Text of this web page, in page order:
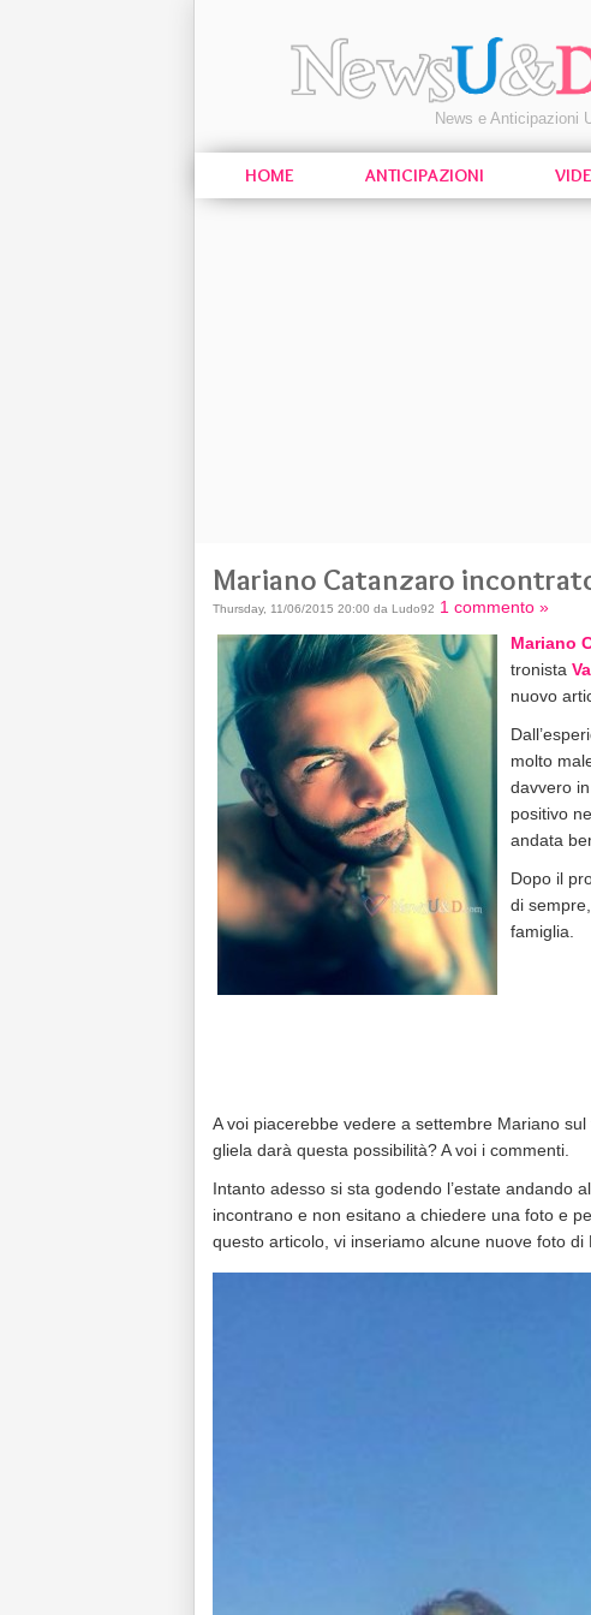
News e Anticipazioni
HOME ANTICIPAZIONI
Mariano Catanzaro
Thursday, 11/06/2015 20:00 da Ludo92 1 commento »
Mariano
tronista
nuovo
molto
davvero
positivo
andata
Dopo il
di
famiglia.
A voi piacerebbe vedere a settembre Mariano
gliela darà questa possibilità? A voi i commenti.
Intanto adesso si sta godendo l’estate andando
incontrano e non esitano a chiedere una foto e
questo articolo, vi inseriamo alcune nuove foto